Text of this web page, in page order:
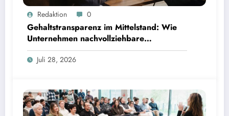
Gehaltstransparenz im Mittelstand: Wie Unternehmen nachvollziehbare Vergütungsmodelle
schaffenRedaktion 0
Gehaltstransparenz im Mittelstand: Wie
Unternehmen nachvollziehbare
Vergütungsmodelle schaffen
Juli 28, 2026